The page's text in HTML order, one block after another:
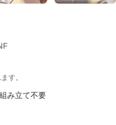
す。
組み立て不要